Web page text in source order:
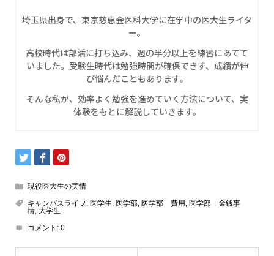
埼玉県出身で、東京慈恵会医科大学に在学中の医大生ライタ
ー。
高校時代は部活に打ち込み、週の半分以上を練習にあてて
いました。受験生時代は勉強時間が確保できず、成績が伸
び悩んだこともあります。
そんな私が、効率よく勉強を進めていく方法について、実
体験をもとに解説していきます。
現役医大生の実情
キャンパスライフ 医学生 医学部, 医学部 費用 医学部 金銭事
情, 大学生
コメント: 0